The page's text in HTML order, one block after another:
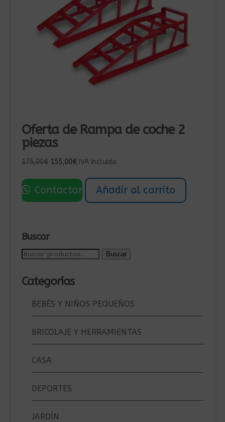
Oferta de Rampa de coche 2
piezas
175,00€ El
original
era:
155,00€El
actual
es:
IVA Incluído
Contactar Añadir al carrito
Buscar
Buscar
Buscar
Categorías
BEBÉS Y NIÑOS PEQUEÑOS
BRICOLAJE Y HERRAMIENTAS
CASA
DEPORTES
JARDÍN